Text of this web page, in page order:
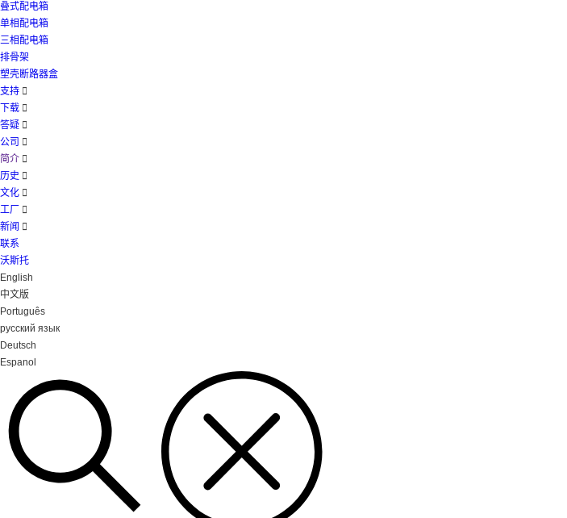
叠式配电箱
单相配电箱
三相配电箱
排骨架
塑壳断路器盒
支持 
下载 
答疑 
公司 
简介 
历史 
文化 
工厂

新闻 
联系
沃斯托
English
中文版
Português
русский язык
Deutsch
Espanol